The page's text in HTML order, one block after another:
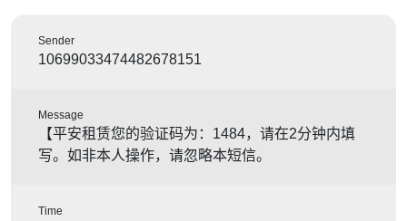
Sender
10699033474482678151
Message
【平安租赁您的验证码为：1484，请在2分钟内填
写。如非本人操作，请忽略本短信。
Time